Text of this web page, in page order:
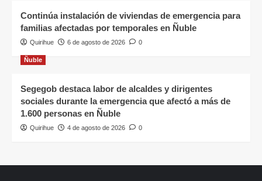
Continúa instalación de viviendas de emergencia para
familias afectadas por temporales en Ñuble
Quirihue 6 de agosto de 2026 0
Ñuble
Segegob destaca labor de alcaldes y dirigentes
sociales durante la emergencia que afectó a más de
1.600 personas en Ñuble
Quirihue 4 de agosto de 2026 0